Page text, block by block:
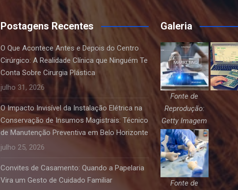
Postagens Recentes
O Que Acontece Antes e Depois do Centro
Cirúrgico: A Realidade Clínica que Ninguém Te
Conta Sobre Cirurgia Plástica
julho 31, 2026
O Impacto Invisível da Instalação Elétrica na
Conservação de Insumos Magistrais: Técnico
de Manutenção Preventiva em Belo Horizonte
julho 25, 2026
Convites de Casamento: Quando a Papelaria
Vira um Gesto de Cuidado Familiar
Galeria
Fonte de
Reprodução:
Getty Imagem
Fonte de